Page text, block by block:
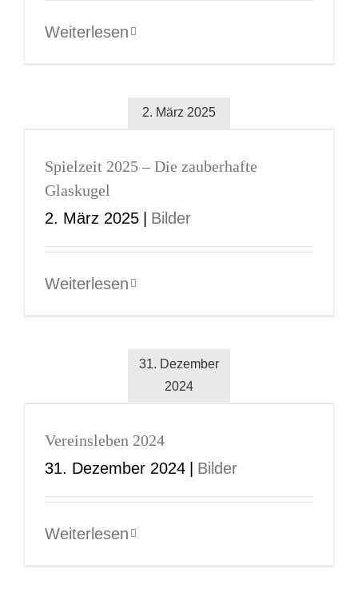
Weiterlesen
2. März 2025
Spielzeit 2025 – Die zauberhafte
Glaskugel
2. März 2025
Bilder
Weiterlesen
31. Dezember
2024
Vereinsleben 2024
31. Dezember 2024
Bilder
Weiterlesen